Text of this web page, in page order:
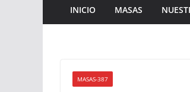
INICIO MASAS
MASAS-387